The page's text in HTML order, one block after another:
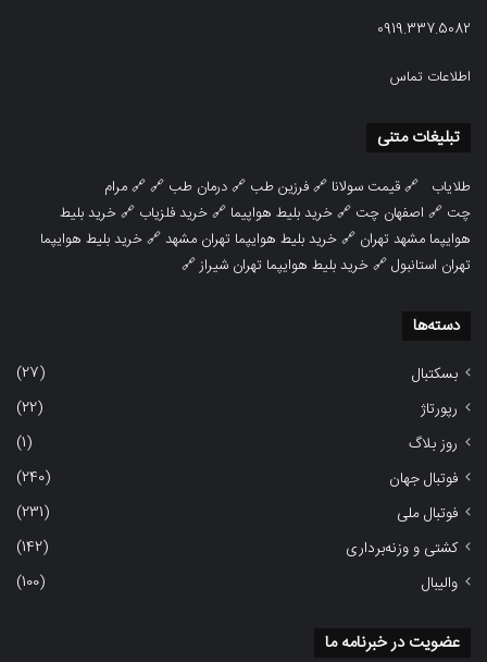
0919.337.5082
اطلاعات تماس
تبلیغات متنی
طلایاب 🔗قیمت سولانا 🔗فرزین طب 🔗درمان طب 🔗 🔗مرام
چت 🔗 اصفهان چت 🔗خرید بلیط هواپیما 🔗خرید فلزیاب 🔗خرید بلیط
هوایپما مشهد تهران 🔗خرید بلیط هوایپما تهران مشهد🔗خرید بلیط هوایپما
تهران استانبول🔗خرید بلیط هوایپما تهران شیراز🔗
دسته‌ها
بسکتبال
(27)
رپورتاژ
(22)
روز بلاگ
(1)
فوتبال جهان
(240)
فوتبال ملی
(231)
کشتی و وزنه‌برداری
(142)
والیبال
(100)
عضویت در خبرنامه ما